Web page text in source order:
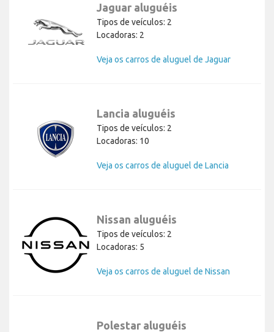
Jaguar aluguéis
Tipos de veículos: 2
Locadoras: 2
Veja os carros de aluguel de Jaguar
Lancia aluguéis
Tipos de veículos: 2
Locadoras: 10
Veja os carros de aluguel de Lancia
Nissan aluguéis
Tipos de veículos: 2
Locadoras: 5
Veja os carros de aluguel de Nissan
Polestar aluguéis